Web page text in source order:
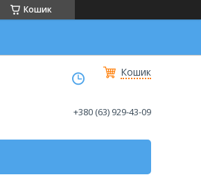
Кошик
Кошик
+380 (63) 929-43-09